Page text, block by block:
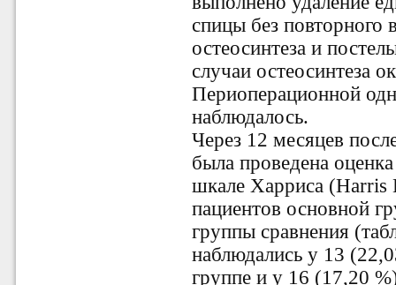
спицы без повторного
остеосинтеза и
случаи остеосинтеза
Периоперационной
наблюдалось.
Через 12 месяцев
была проведена
шкале Харриса
пациентов основной
группы сравнения
наблюдались у 13
группе и у 16 (17,20